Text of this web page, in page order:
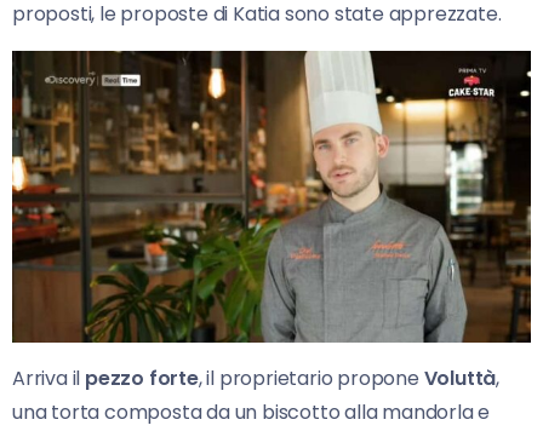
proposti, le proposte di Katia sono state apprezzate.
Arriva il pezzo forte, il proprietario propone Voluttà,
una torta composta da un biscotto alla mandorla e